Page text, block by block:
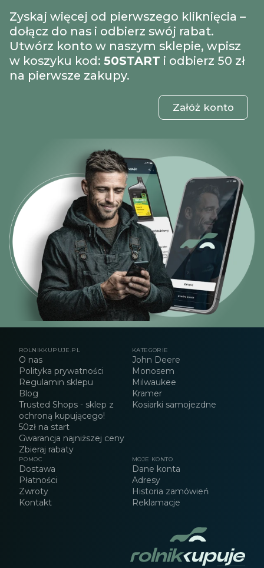
Zyskaj więcej od pierwszego kliknięcia –
dołącz do nas i odbierz swój rabat.
Utwórz konto w naszym sklepie, wpisz
w koszyku kod: 50START i odbierz 50 zł
na pierwsze zakupy.
Załóż konto
ROLNIKKUPUJE.PL
O nas
Polityka prywatności
Regulamin sklepu
Blog
Trusted Shops - sklep z
ochroną kupującego!
50zł na start
Gwarancja najniższej ceny
Zbieraj rabaty
KATEGORIE
John Deere
Monosem
Milwaukee
Kramer
Kosiarki samojezdne
POMOC
Dostawa
Płatności
Zwroty
Kontakt
MOJE KONTO
Dane konta
Adresy
Historia zamówień
Reklamacje